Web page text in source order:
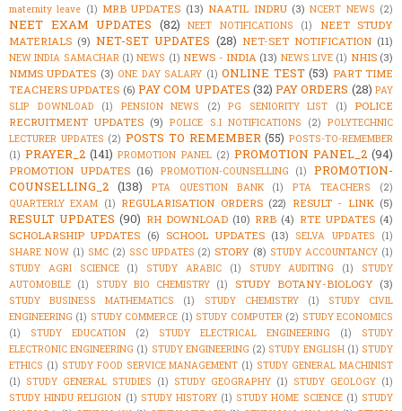
maternity leave (1) MRB UPDATES (13) NAATIL INDRU (3) NCERT NEWS (2)
NEET EXAM UPDATES (82) NEET NOTIFICATIONS (1)
NEET STUDY
MATERIALS (9) NET-SET UPDATES (28) NET-SET NOTIFICATION (11)
NEW INDIA SAMACHAR (1) NEWS (1) NEWS - INDIA (13) NEWS LIVE (1) NHIS (3)
NMMS UPDATES (3) ONE DAY SALARY (1) ONLINE TEST (53) PART TIME
TEACHERS UPDATES (6) PAY COM UPDATES (32) PAY ORDERS (28) PAY
SLIP DOWNLOAD
(1) PENSION NEWS (2) PG SENIORITY LIST (1)
POLICE
RECRUITMENT UPDATES (9) POLICE S.I NOTIFICATIONS (2) POLYTECHNIC
LECTURER UPDATES (2) POSTS TO REMEMBER (55) POSTS-TO-REMEMBER
(1) PRAYER_2 (141) PROMOTION PANEL (2) PROMOTION PANEL_2 (94)
PROMOTION UPDATES (16) PROMOTION-COUNSELLING (1)
PROMOTION-
COUNSELLING_2 (138) PTA QUESTION BANK (1) PTA TEACHERS
(2)
QUARTERLY EXAM (1) REGULARISATION ORDERS (22) RESULT - LINK (5)
RESULT UPDATES (90) RH DOWNLOAD (10) RRB (4) RTE UPDATES (4)
SCHOLARSHIP UPDATES (6) SCHOOL UPDATES (13) SELVA UPDATES
(1)
SHARE NOW (1) SMC (2) SSC UPDATES (2) STORY (8) STUDY ACCOUNTANCY (1)
STUDY AGRI SCIENCE
(1) STUDY ARABIC (1) STUDY AUDITING (1)
STUDY
AUTOMOBILE (1) STUDY BIO CHEMISTRY (1) STUDY BOTANY-BIOLOGY (3)
STUDY BUSINESS MATHEMATICS (1) STUDY CHEMISTRY (1)
STUDY CIVIL
ENGINEERING (1) STUDY COMMERCE (1) STUDY COMPUTER (2) STUDY ECONOMICS
(1)
STUDY EDUCATION (2) STUDY ELECTRICAL ENGINEERING (1)
STUDY
ELECTRONIC ENGINEERING (1) STUDY ENGINEERING (2) STUDY ENGLISH (1) STUDY
ETHICS (1) STUDY FOOD SERVICE MANAGEMENT (1) STUDY GENERAL MACHINIST
(1) STUDY GENERAL STUDIES (1) STUDY GEOGRAPHY (1) STUDY GEOLOGY (1)
STUDY HINDU RELIGION (1) STUDY HISTORY (1) STUDY HOME SCIENCE (1) STUDY